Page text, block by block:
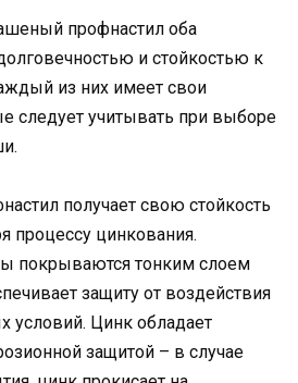
профнастил оба
и стойкостью к
из них имеет свои
следует учитывать при выборе
получает свою стойкость
процессу цинкования.
покрываются тонким слоем
защиту от воздействия
условий. Цинк обладает
защитой – в случае